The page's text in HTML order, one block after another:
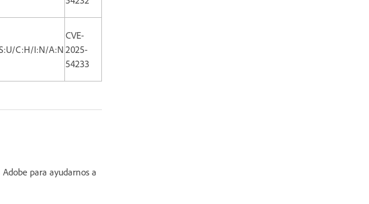
C:H/I:N/A:N
CVE-
2025-
54233
para ayudarnos a